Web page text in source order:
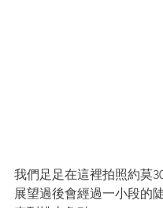
我們足足在這裡拍照約莫30
展望過後會經過一小段的